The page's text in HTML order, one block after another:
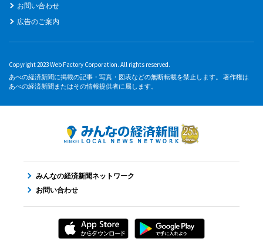
お問い合わせ
広告のご案内
Copyright 2023 Web Factory Corporation. All rights reserved.
あべの経済新聞に掲載の記事・写真・図表などの無断転載を禁止します。 著作権は
あべの経済新聞またはその情報提供者に属します。
みんなの経済新聞ネットワーク
お問い合わせ